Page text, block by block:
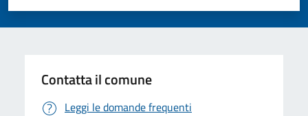
Valuta 5 stelle su 5
Valuta 4 stelle su 5
Valuta 3 stelle su 5
Valuta 2 stelle su 5
Valuta 1 stelle su 5
Contatta il comune
Leggi le domande frequenti